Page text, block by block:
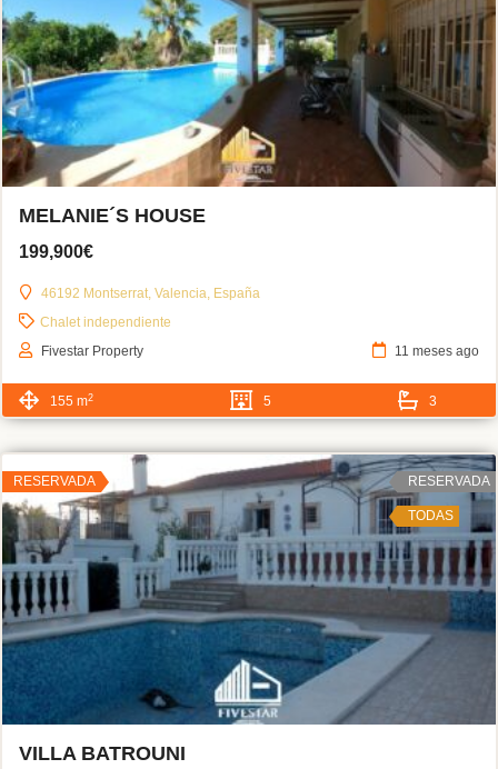
MELANIE´S HOUSE
199,900€
46192 Montserrat, Valencia, España
Chalet independiente
Fivestar Property
11 meses ago
155 m2 5 3
RESERVADA RESERVADA
TODAS
VILLA BATROUNI